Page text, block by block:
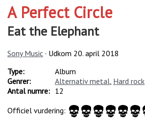
A Perfect Circle
Eat the Elephant
Sony Music · Udkom 20. april 2018
Type:
Album
Genrer:
Alternativ metal Hard rock
Antal numre: 12
Officiel vurdering: